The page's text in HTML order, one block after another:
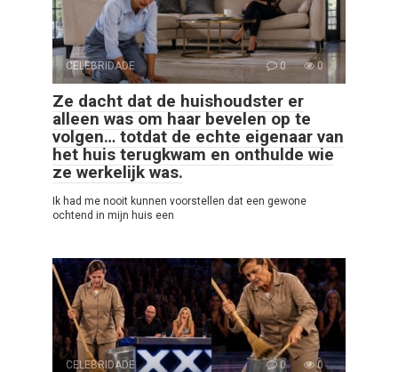
CELEBRIDADE 0 0
Ze dacht dat de huishoudster er
alleen was om haar bevelen op te
volgen… totdat de echte eigenaar van
het huis terugkwam en onthulde wie
ze werkelijk was.
Ik had me nooit kunnen voorstellen dat een gewone
ochtend in mijn huis een
CELEBRIDADE 0 0